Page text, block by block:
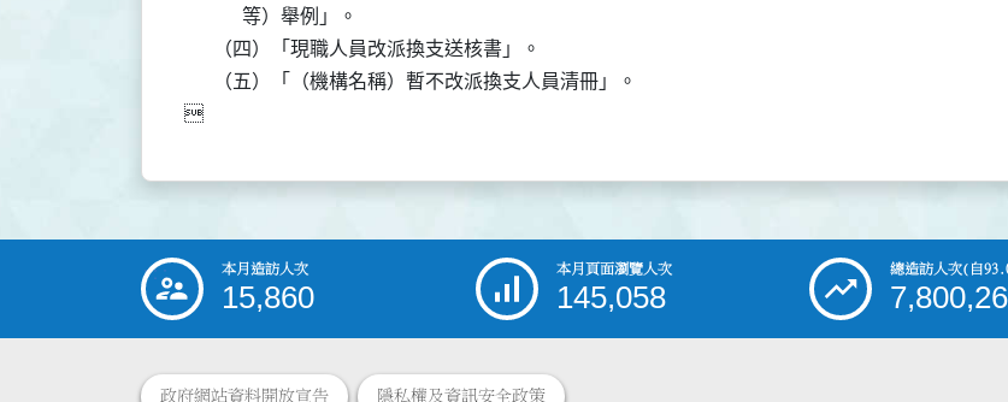
            等）舉例」。
      （四）「現職人員改派換支送核書」。
      （五）「（機構名稱）暫不改派換支人員清冊」。
::: 本月造訪人次
15,860
本月頁面瀏覽人次
145,058
總造訪人次(自
政府網站資料開放宣告 隱私權及資訊安全政策